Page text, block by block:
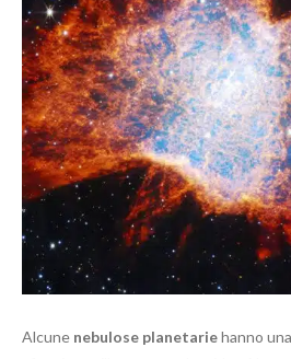
Alcune nebulose planetariehanno